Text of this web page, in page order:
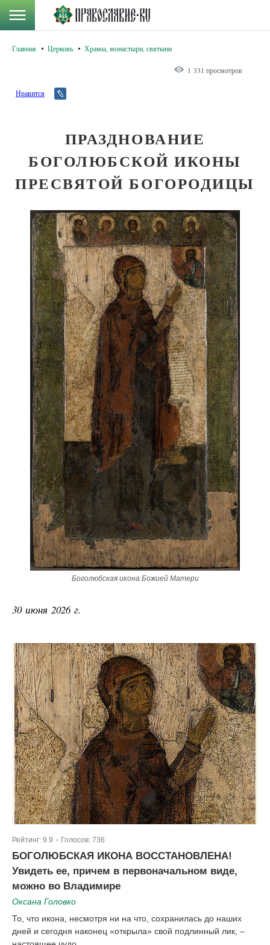
Главная Церковь Храмы, монастыри, святыни
1 331 просмотров
Нравится
ПРАЗДНОВАНИЕ
БОГОЛЮБСКОЙ ИКОНЫ
ПРЕСВЯТОЙ БОГОРОДИЦЫ
Боголюбская икона Божией Матери
30 июня 2026 г.
Рейтинг: 9.9 Голосов: 736
БОГОЛЮБСКАЯ ИКОНА ВОССТАНОВЛЕНА!
Увидеть ее, причем в первоначальном виде,
можно во Владимире
Оксана Головко
То, что икона, несмотря ни на что, сохранилась до наших
дней и сегодня наконец «открыла» свой подлинный лик, –